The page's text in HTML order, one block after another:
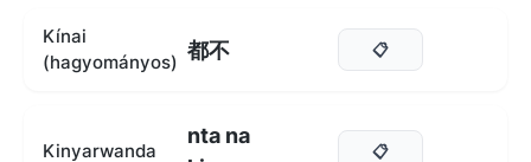
Kínai
(hagyományos) 都不 📋
Kinyarwanda
nta na
📋